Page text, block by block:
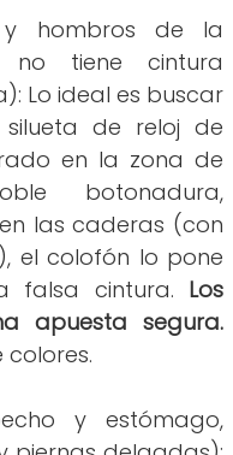
hombros de la
tiene cintura
Lo ideal es buscar
de reloj de
en la zona de
botonadura,
las caderas (con
el colofón lo pone
falsa cintura. Los
apuesta segura.
y estómago,